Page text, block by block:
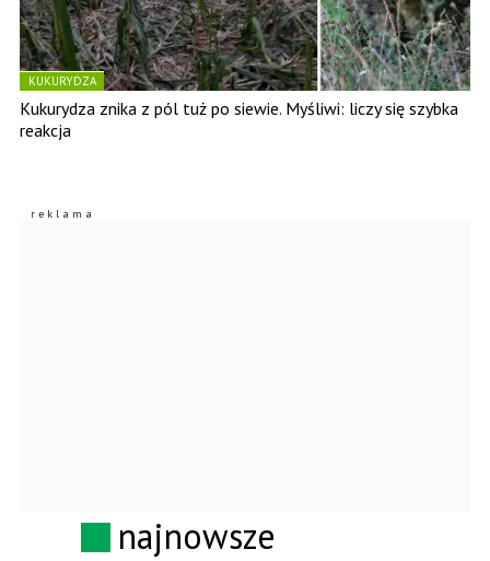
KUKURYDZA
Kukurydza znika z pól tuż po siewie. Myśliwi: liczy się szybka
reakcja
najnowsze